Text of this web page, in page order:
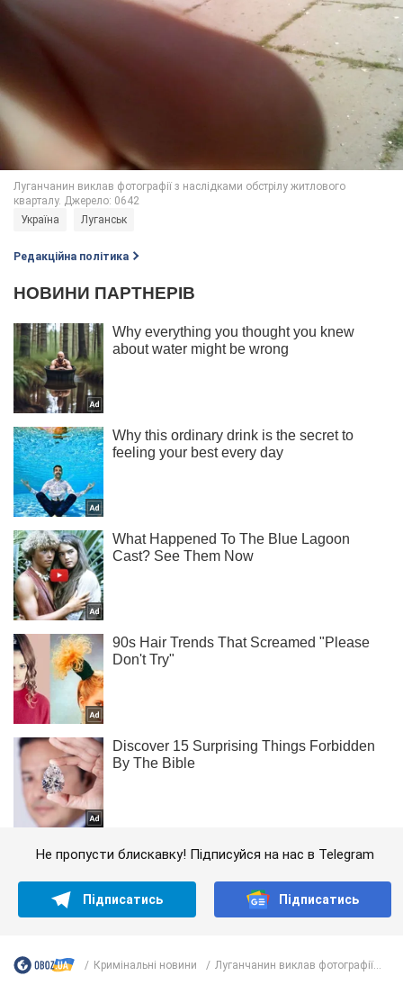
Україна Луганськ
Редакційна політика
Не пропусти блискавку! Підписуйся на нас в Telegram
Підписатись Підписатись
Кримінальні новини Луганчанин виклав фотографії...